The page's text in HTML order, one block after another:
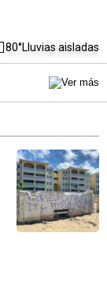
80°Lluvias aisladas